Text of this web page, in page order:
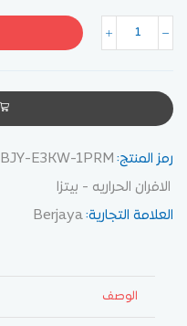
رمز المنتج: BJY-E3KW-1PRM
الافران الحراريه - بيتزا
العلامة التجارية:Berjaya
الوصف